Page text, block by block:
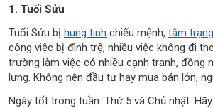
1. Tuổi Sửu
Tuổi Sửu bị hung tinh chiếu mệnh, tâm trạng
công việc bị đình trệ, nhiều việc không đi
trường làm việc có nhiều cạnh tranh, đồng
lưng. Không nên đầu tư hay mua bán lớn,
Ngày tốt trong tuần: Thứ 5 và Chủ nhật.